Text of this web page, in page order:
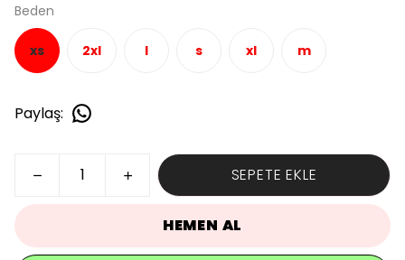
Beden
xs 2xl l s xl m
Paylaş:
SEPETE EKLE
HEMEN AL